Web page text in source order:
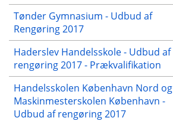
Tønder Gymnasium - Udbud af
Rengøring 2017
Haderslev Handelsskole - Udbud af
rengøring 2017 - Prækvalifikation
Handelsskolen København Nord og
Maskinmesterskolen København -
Udbud af rengøring 2017